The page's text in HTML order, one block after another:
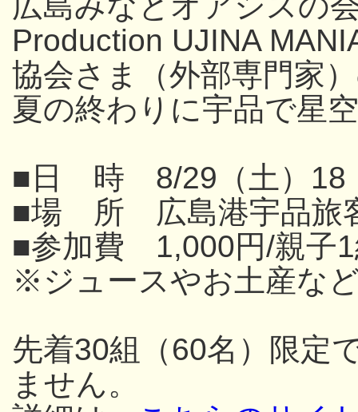
Production UJINA
協会さま（外部専門家
夏の終わりに宇品で星
■日 時 8/29（土）18
■場 所 広島港宇品旅
■参加費 1,000円/親子
※ジュースやお土産な
先着30組（60名）限定
ません。